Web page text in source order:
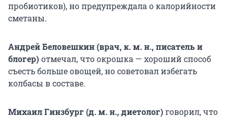
пробиотиков), но предупреждала о калорийности
сметаны.
Андрей Беловешкин (врач, к. м. н., писатель и
блогер) отмечал, что окрошка — хороший способ
съесть больше овощей, но советовал избегать
колбасы в составе.
Михаил Гинзбург (д. м. н., диетолог) говорил, что